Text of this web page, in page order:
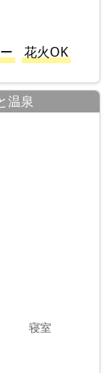
花火OK
温泉
寝室